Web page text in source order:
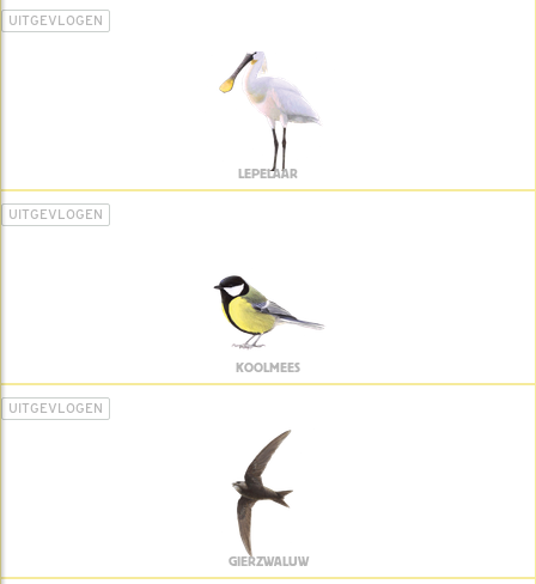
UITGEVLOGEN
LEPELAAR
UITGEVLOGEN
KOOLMEES
UITGEVLOGEN
GIERZWALUW